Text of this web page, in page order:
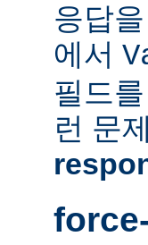
응답
에서
필드
런 문